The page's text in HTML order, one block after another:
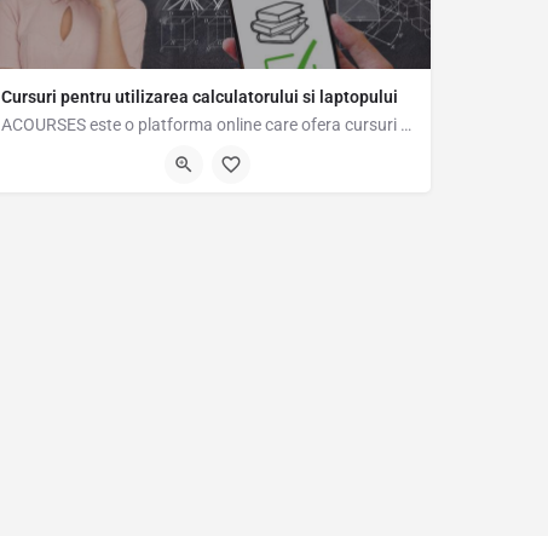
Cursuri pentru utilizarea calculatorului si laptopului
ACOURSES este o platforma online care ofera cursuri online pentru utilizarea calculatorului si…